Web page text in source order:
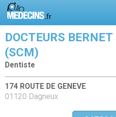
DOCTEURS
(SCM)
Dentiste
174 ROUTE DE GENEVE
01120 Dagneux